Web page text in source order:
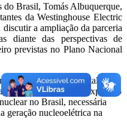
do Brasil, Tomás Albuquerque,
da Westinghouse Electric
a ampliação da parceria
diante das perspectivas de
previstas no Plano Nacional
teve como foco fortalecer a
INB para viabilizar a expansão
no Brasil, necessária
geração nucleoelétrica na